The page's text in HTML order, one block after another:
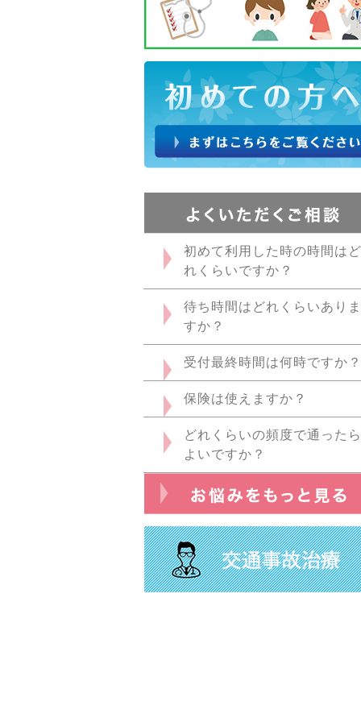
初めて利用した時の時間はど
れくらいですか？
待ち時間はどれくらいありま
すか？
受付最終時間は何時ですか？
保険は使えますか？
どれくらいの頻度で通ったら
よいですか？